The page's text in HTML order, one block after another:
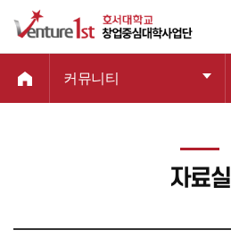
커뮤니티
자료실